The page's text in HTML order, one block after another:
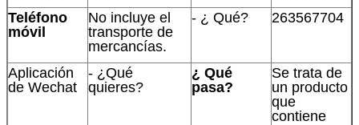
Teléfono
móvil
No incluye el
transporte de
mercancías.
- ¿ Qué? 263567704
Aplicación
de Wechat
- ¿Qué
quieres?
¿ Qué
pasa?
Se trata de
un producto
que
contiene